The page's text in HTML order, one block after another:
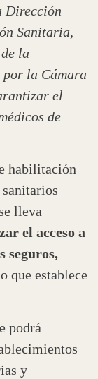
Dirección
Sanitaria,
la
por la Cámara
el
de
habilitación
lleva
el acceso a
seguros,
que establece
podrá
y